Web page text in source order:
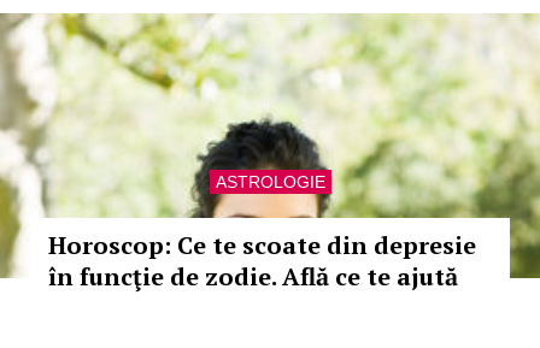
ASTROLOGIE
Horoscop: Ce te scoate din depresie
în funcţie de zodie. Află ce te ajută